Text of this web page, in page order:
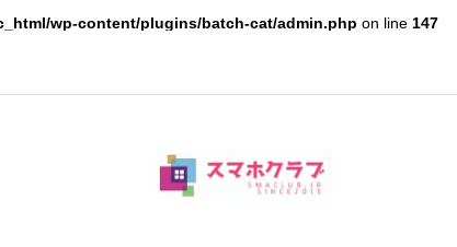
wp-content/plugins/batch-cat/admin.php on line 147